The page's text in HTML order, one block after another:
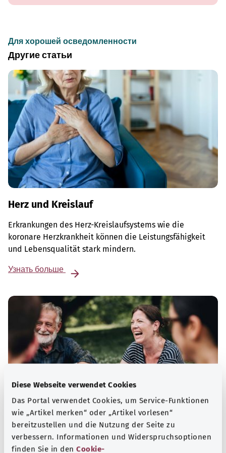
Diese Webseite verwendet Cookies
Das Portal verwendet Cookies, um Service-Funktionen
wie „Artikel merken“ oder „Artikel vorlesen“
bereitzustellen und die Nutzung der Seite zu
verbessern. Informationen und Widerspruchsoptionen
finden Sie in den Cookie-
Для хорошей осведомленности
Другие статьи
Herz und Kreislauf
Erkrankungen des Herz-Kreislaufsystems wie die
koronare Herzkrankheit können die Leistungsfähigkeit
und Lebensqualität stark mindern.
Узнать больше
Selbsthilfe
Selbsthilfegruppen bieten Austausch und Unterstützung